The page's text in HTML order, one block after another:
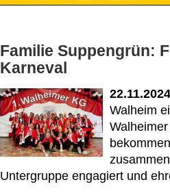
Familie Suppengrün:
Karneval
22.11.2024
Walheim
Untergruppe engagiert und